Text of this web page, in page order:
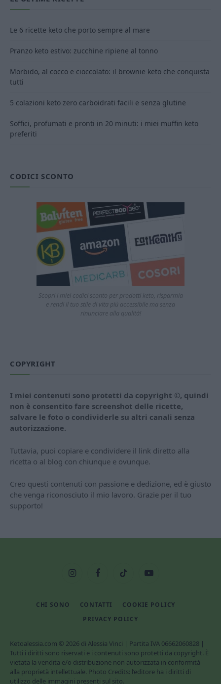
Le 6 ricette keto che porto sempre al mare
Pranzo keto estivo: zucchine ripiene al tonno
Morbido, al cocco e cioccolato: il brownie keto che conquista
tutti
5 colazioni keto zero carboidrati facili e senza glutine
Soffici, profumati e pronti in 20 minuti: i miei muffin keto
preferiti
CODICI SCONTO
Scopri i miei codici sconto per prodotti keto, risparmia
e rendi il tuo stile di vita più accessibile ma senza
rinunciare alla qualità!
COPYRIGHT
I miei contenuti sono protetti da copyright ©, quindi
non è consentito fare screenshot delle ricette,
salvare le foto o condividerle su altri canali senza
autorizzazione.
Tuttavia, puoi copiare e condividere il link diretto alla
ricetta o al blog con chiunque e ovunque.
Creo questi contenuti con passione e dedizione, ed è giusto
che venga riconosciuto il mio lavoro. Grazie per il tuo
supporto!
InstagramFacebookTikTok YouTube
CHI SONO CONTATTI
COOKIE POLICY
PRIVACY POLICY
Ketoalessia.com © 2026 di Alessia Vinci | Partita IVA 06662060828 |
Tutti i diritti sono riservati e i contenuti sono protetti da copyright. È
vietata la vendita e/o distribuzione non autorizzata in conformità
alla proprietà intellettuale. Photo Credits: l’editore ha i diritti di
utilizzo delle immagini presenti sul sito.